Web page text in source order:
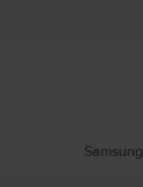
Samsung